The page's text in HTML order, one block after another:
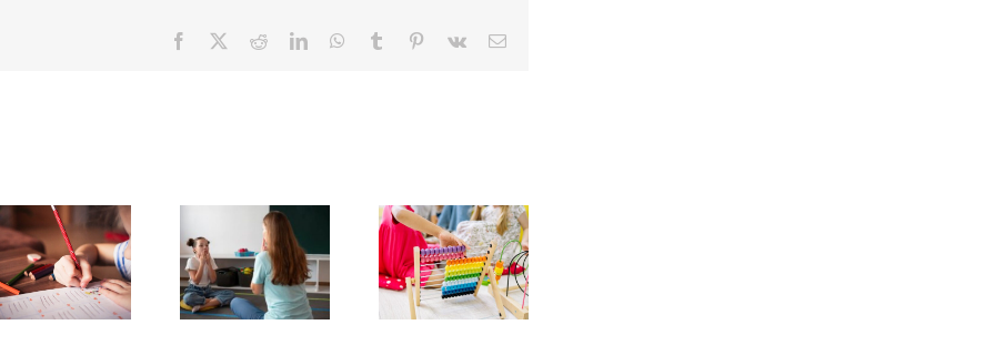
Facebook RedditLinkedInWhatsApp
Tumblr Pinterest
Vk Email
sont les
objectifs
de
l’orthophoniste
Quelles
sont les
différentes
formes de
définition,
différences
avec les
neurotypiques